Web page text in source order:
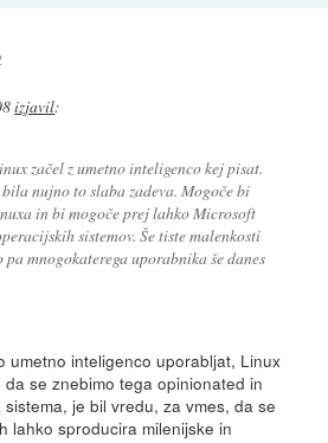
izjavil:
začel z umetno inteligenco kej pisat.
nujno to slaba zadeva. Mogoče bi
in bi mogoče prej lahko Microsoft
sistemov. Še tiste malenkosti
mnogokaterega uporabnika še danes
umetno inteligenco uporabljat, Linux
se znebimo tega opinionated in
je bil vredu, za vmes, da se
lahko sproducira milenijske in